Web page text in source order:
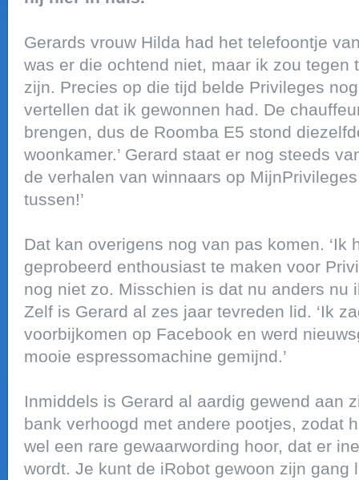
Gerards vrouw Hilda had het telefoontje
was er die ochtend niet, maar ik zou tegen
zijn. Precies op die tijd belde Privileges
vertellen dat ik gewonnen had. De
brengen, dus de Roomba E5 stond
woonkamer.’ Gerard staat er nog steeds
de verhalen van winnaars op
tussen!’
Dat kan overigens nog van pas komen. ‘Ik
geprobeerd enthousiast te maken voor
nog niet zo. Misschien is dat nu anders nu
Zelf is Gerard al zes jaar tevreden lid. ‘Ik
voorbijkomen op Facebook en werd
mooie espressomachine gemijnd.’
Inmiddels is Gerard al aardig gewend aan
bank verhoogd met andere pootjes, zodat
wel een rare gewaarwording hoor, dat er
wordt. Je kunt de iRobot gewoon zijn